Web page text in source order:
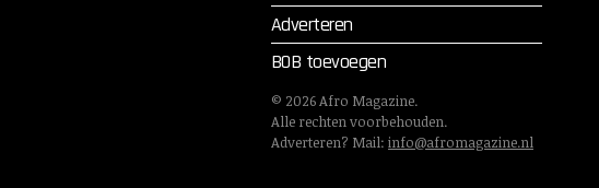
Adverteren
BOB toevoegen
© 2026Afro Magazine.
Alle rechten voorbehouden.
Adverteren? Mail: info@afromagazine.nl